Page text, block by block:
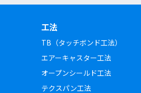
工法
TB（タッチボンド工法）
エアーキャスター工法
オープンシールド工法
テクスパン工法